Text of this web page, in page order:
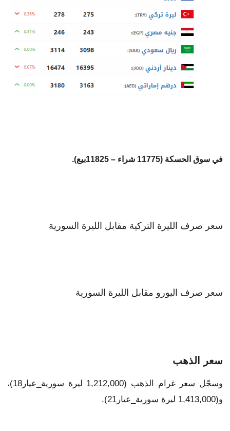
في سوق الحسكة (11775 شراء – 11825بيع).
سعر صرف الليرة التركية مقابل الليرة السورية
سعر صرف اليورو مقابل الليرة السورية
سعر الذهب
وسجّل سعر غرام الذهب (1,212,000 ليرة سورية_عيار18)،
و(1,413,000 ليرة سورية_عيار21).